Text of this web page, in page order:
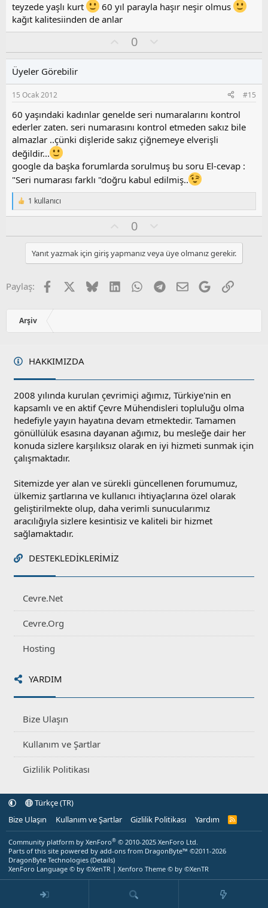
teyzede yaşlı kurt
60 yıl parayla haşır neşir olmus
kağıt kalitesiinden de anlar
y
0
l
s
u
z
o
y
a
Üyeler Görebilir
15 Ocak 2012 #15
60 yaşındaki kadınlar genelde seri numaralarını kontrol
ederler zaten. seri numarasını kontrol etmeden sakız bile
almazlar ..çünki dişleride sakız çiğnemeye elverişli
değildir...
google da başka forumlarda sorulmuş bu soru El-cevap :
"Seri numarası farklı "doğru kabul edilmiş..
T
e
1 kullanıcı
y
l
a
0
l
u
m
u
z
o
l
Yanıt yazmak için giriş yapmanız veya üye olmanız gerekir.
Paylaş: Facebook BlueskyLinkedInWhatsApp
Telegram
E-postaGoogleLink
Arşiv
HAKKIMIZDA
2008 yılında kurulan çevrimiçi ağımız, Türkiye'nin en
kapsamlı ve en aktif Çevre Mühendisleri topluluğu olma
hedefiyle yayın hayatına devam etmektedir. Tamamen
gönüllülük esasına dayanan ağımız, bu mesleğe dair her
konuda sizlere karşılıksız olarak en iyi hizmeti sunmak için
çalışmaktadır.
Sitemizde yer alan ve sürekli güncellenen forumumuz,
ülkemiz şartlarına ve kullanıcı ihtiyaçlarına özel olarak
geliştirilmekte olup, daha verimli sunucularımız
aracılığıyla sizlere kesintisiz ve kaliteli bir hizmet
sağlamaktadır.
DESTEKLEDIKLERIMIZ
Cevre.Net
Cevre.Org
Hosting
YARDIM
Bize Ulaşın
Kullanım ve Şartlar
Gizlilik Politikası
Türkçe (TR)
Bize Ulaşın
Kullanım ve Şartlar Gizlilik Politikası Yardım
R
Community platform by XenForo® © 2010-2025 XenForo Ltd.
Parts of this site powered by add-ons from DragonByte™ ©2011-2026
DragonByte Technologies (Details)
XenForo Language © by ©XenTR | Xenforo Theme © by ©XenTR